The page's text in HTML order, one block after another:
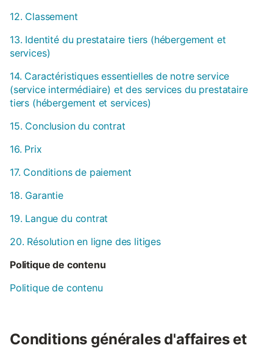
12. Classement
13. Identité du prestataire tiers (hébergement et
services)
14. Caractéristiques essentielles de notre service
(service intermédiaire) et des services du prestataire
tiers (hébergement et services)
15. Conclusion du contrat
16. Prix
17. Conditions de paiement
18. Garantie
19. Langue du contrat
20. Résolution en ligne des litiges
Politique de contenu
Politique de contenu
Conditions générales d'affaires et